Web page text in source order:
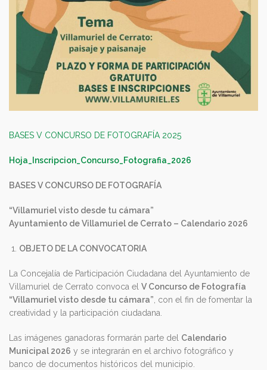
BASES V CONCURSO DE FOTOGRAFÍA 2025
Hoja_Inscripcion_Concurso_Fotografia_2026
BASES V CONCURSO DE FOTOGRAFÍA
“Villamuriel visto desde tu cámara”
Ayuntamiento de Villamuriel de Cerrato – Calendario 2026
OBJETO DE LA CONVOCATORIA
La Concejalía de Participación Ciudadana del Ayuntamiento de
Villamuriel de Cerrato convoca el V Concurso de Fotografía
“Villamuriel visto desde tu cámara” , con el fin de fomentar la
creatividad y la participación ciudadana.
Las imágenes ganadoras formarán parte del Calendario
Municipal 2026 y se integrarán en el archivo fotográfico y
banco de documentos históricos del municipio.